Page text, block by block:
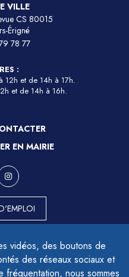
vidéos, des boutons de
des réseaux sociaux et
nous sommes
VILLE
CS 80015
Érigné
78 77
:
12h et de 14h à 17h.
et de 14h à 16h.
EN MAIRIE
CONFORME
SITE